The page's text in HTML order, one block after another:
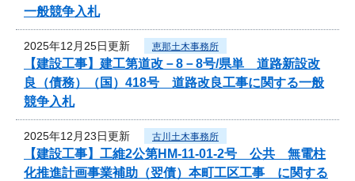
一般競争入札
2025年12月25日更新 恵那土木事務所
【建設工事】建工第道改－8－8号/県単 道路新設改
良（債務）（国）418号 道路改良工事に関する一般
競争入札
2025年12月23日更新 古川土木事務所
【建設工事】工維2公第HM-11-01-2号 公共 無電柱
化推進計画事業補助（翌債）本町工区工事 に関する